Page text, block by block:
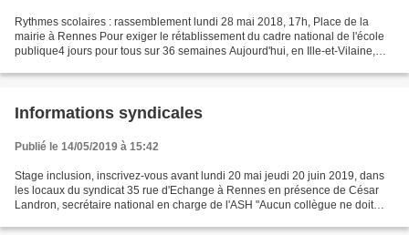
Rythmes scolaires : rassemblement lundi 28 mai 2018, 17h, Place de la
mairie à Rennes Pour exiger le rétablissement du cadre national de l'école
publique4 jours pour tous sur 36 semaines Aujourd'hui, en Ille-et-Vilaine,
Informations syndicales
Publié le 14/05/2019 à 15:42
Stage inclusion, inscrivez-vous avant lundi 20 mai jeudi 20 juin 2019, dans
les locaux du syndicat 35 rue d'Echange à Rennes en présence de César
Landron, secrétaire national en charge de l'ASH "Aucun collègue ne doit